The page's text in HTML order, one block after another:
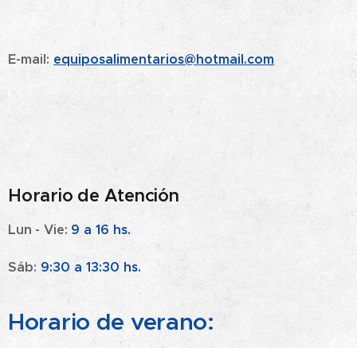
E-mail: equiposalimentarios@hotmail.com
Horario de Atención
Lun - Vie: 9 a 16 hs.
Sáb: 9:30 a 13:30 hs.
Horario de verano: